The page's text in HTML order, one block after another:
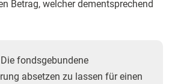
Betrag, welcher dementsprechend
fondsgebundene
absetzen zu lassen für einen